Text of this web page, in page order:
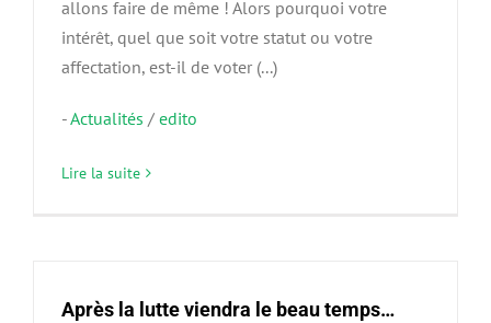
allons faire de même ! Alors pourquoi votre
intérêt, quel que soit votre statut ou votre
affectation, est-il de voter (...)
-Actualités / edito
Lire la suite
Après la lutte viendra le beau temps…